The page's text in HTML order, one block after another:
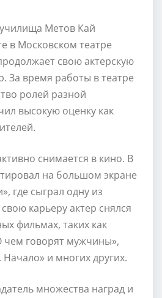
Метов Кай
в Московском театре
свою актерскую
За время работы в театре
ролей разной
высокую оценку как
снимается в кино. В
на большом экране
где сыграл одну из
карьеру актер снялся
фильмах, таких как
чем говорят мужчины»,
Начало» и многих других.
множества наград и